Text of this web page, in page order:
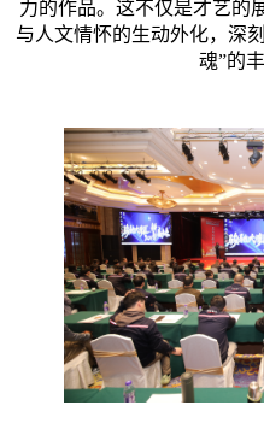
力的作品。这不仅是才艺的
与人文情怀的生动外化，深
魂”的